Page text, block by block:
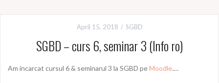
April 15, 2018 SGBD
SGBD – curs 6, seminar 3 (Info ro)
Am incarcat cursul 6 & seminarul 3 la SGBD peMoodle.…